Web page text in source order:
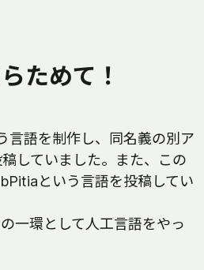
ためて！
言語を制作し、同名義の別ア
していました。また、この
という言語を投稿してい
一環として人工言語をやっ